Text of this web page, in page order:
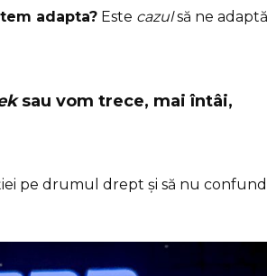
adapta? Este cazulsă ne
sau vom trece, mai întâi,
pe drumul drept și să nu